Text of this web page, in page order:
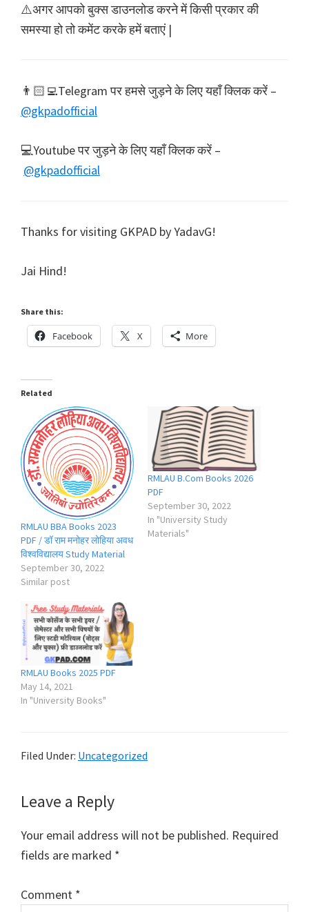
⚠️अगर आपको बुक्स डाउनलोड करने में किसी प्रकार की
समस्या हो तो कमेंट करके हमें बताएं |
👨🏻‍💻Telegram पर हमसे जुड़ने के लिए यहाँ क्लिक करें –
@gkpadofficial
💻Youtube पर जुड़ने के लिए यहाँ क्लिक करें –
@gkpadofficial
Thanks for visiting GKPAD by YadavG!
Jai Hind!
Share this:
Facebook X More
Related
RMLAU BBA Books 2023
PDF / डॉ राम मनोहर लोहिया अवध
विश्वविद्यालय Study Material
September 30, 2022
Similar post
RMLAU B.Com Books 2026
PDF
September 30, 2022
In "University Study
Materials"
RMLAU Books 2025 PDF
May 14, 2021
In "University Books"
Filed Under: Uncategorized
Reader
Interactions
Leave a Reply
Your email address will not be published. Required
fields are marked *
Comment *